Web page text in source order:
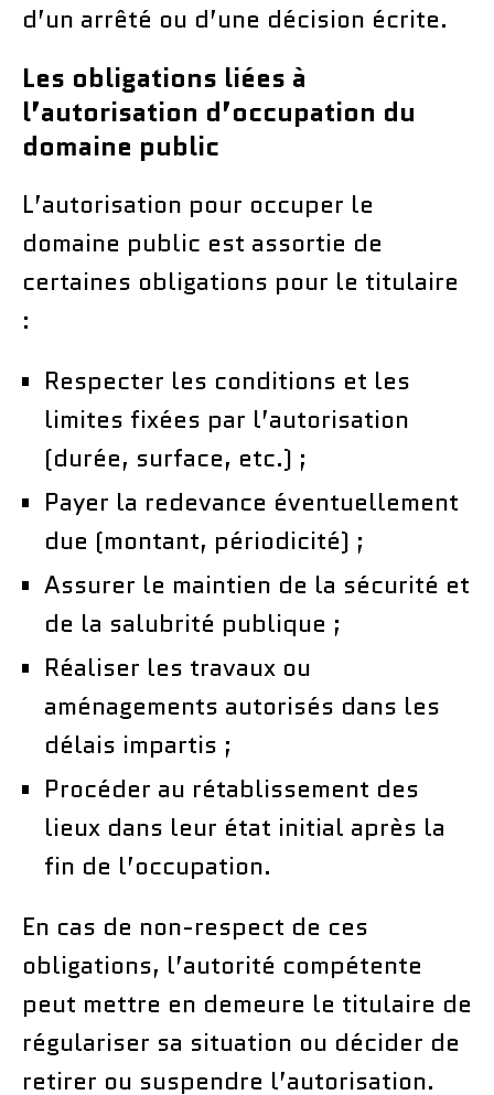
d’un arrêté ou d’une décision écrite.
Les obligations liées à
l’autorisation d’occupation du
domaine public
L’autorisation pour occuper le
domaine public est assortie de
certaines obligations pour le titulaire
:
Respecter les conditions et les
limites fixées par l’autorisation
(durée, surface, etc.) ;
Payer la redevance éventuellement
due (montant, périodicité) ;
Assurer le maintien de la sécurité et
de la salubrité publique ;
Réaliser les travaux ou
aménagements autorisés dans les
délais impartis ;
Procéder au rétablissement des
lieux dans leur état initial après la
fin de l’occupation.
En cas de non-respect de ces
obligations, l’autorité compétente
peut mettre en demeure le titulaire de
régulariser sa situation ou décider de
retirer ou suspendre l’autorisation.